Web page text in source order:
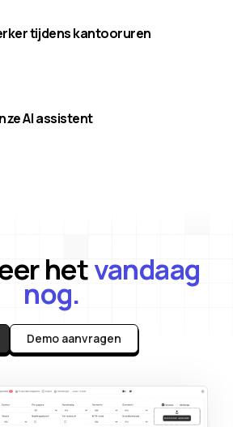
tijdens kantooruren
AI assistent
hetvandaag
nog.
Demo aanvragen